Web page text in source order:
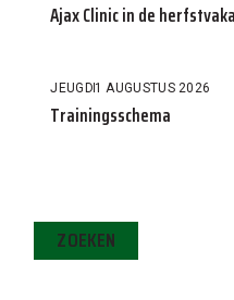
Ajax Clinic in de
JEUGD 1 AUGUSTUS 2026
Trainingsschema
ZOEKEN